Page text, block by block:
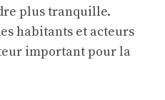
plus tranquille.
habitants et acteurs
important pour la